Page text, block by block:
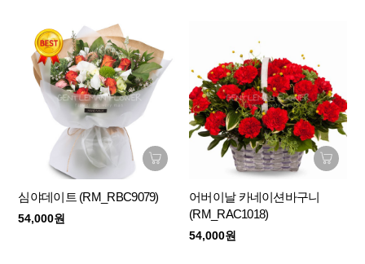
심야데이트 (RM_RBC9079)
54,000원
어버이날 카네이션바구니
(RM_RAC1018)
54,000원